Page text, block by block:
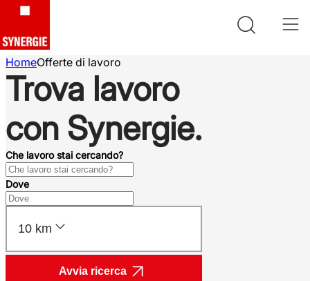
HomeOfferte di lavoro
Trova lavoro
con Synergie.
Che lavoro stai cercando?
Dove
10 km
Avvia ricerca